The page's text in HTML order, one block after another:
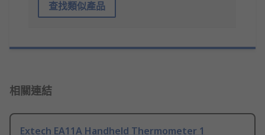
查找類似產品
相關連結
Extech EA11A Handheld Thermometer 1